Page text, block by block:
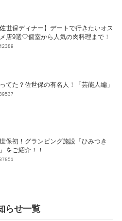
佐世保ディナー】デートで行きたいオス
店9選♡個室から人気の肉料理まで！
てた？佐世保の有名人！「芸能人編」
保初！グランピング施設『ひみつき
をご紹介！！
らせ一覧